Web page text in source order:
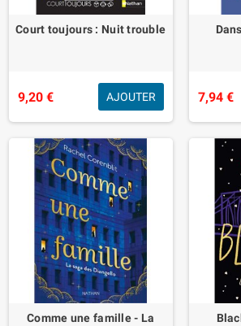
Court toujours : Nuit trouble
9,20 € AJOUTER 7,94 €
Comme une famille - La